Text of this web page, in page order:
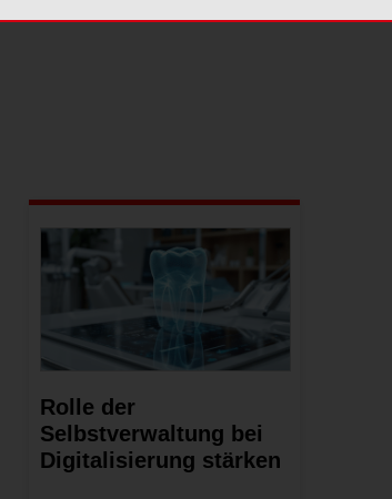
Rolle der
Selbstverwaltung bei
Digitalisierung stärken